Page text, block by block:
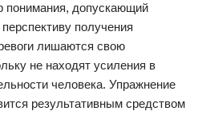
понимания, допускающий
получения
лишаются свою
не находят усиления в
человека. Упражнение
результативным средством